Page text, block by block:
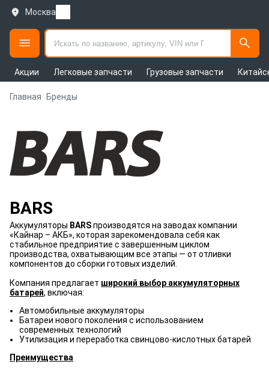
Москва
Акции Легковые запчасти Грузовые запчасти
Главная Бренды
BARS
Аккумуляторы BARSпроизводятся на заводах компании
«Кайнар – АКБ», которая зарекомендовала себя как
стабильное предприятие с завершенным циклом
производства, охватывающим все этапы — от отливки
компонентов до сборки готовых изделий.
Компания предлагает широкий выбор аккумуляторных
батарей, включая:
Автомобильные аккумуляторы
Батареи нового поколения с использованием
современных технологий
Утилизация и переработка свинцово-кислотных батарей
Преимущества